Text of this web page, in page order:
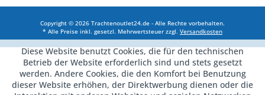
Copyright © 2026 Trachtenoutlet24.de - Alle Rechte vorbehalten.
* Alle Preise inkl. gesetzl. Mehrwertsteuer zzgl. Versandkosten
Diese Website benutzt Cookies, die für den technischen
Betrieb der Website erforderlich sind und stets gesetzt
werden. Andere Cookies, die den Komfort bei Benutzung
dieser Website erhöhen, der Direktwerbung dienen oder die